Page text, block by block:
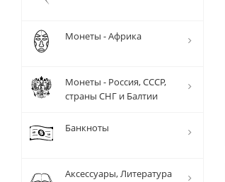
Монеты - Африка
Монеты - Россия, СССР,
страны СНГ и Балтии
Банкноты
Аксессуары, Литература